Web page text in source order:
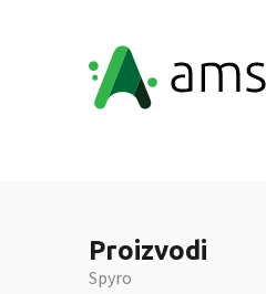
Proizvodi
Spyro